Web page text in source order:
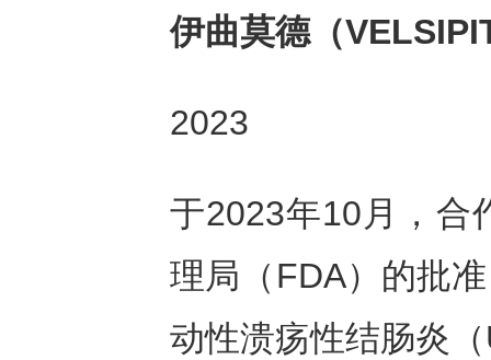
伊曲莫德（
2023
于2023年10月，合
理局（FDA）的批
动性溃疡性结肠炎